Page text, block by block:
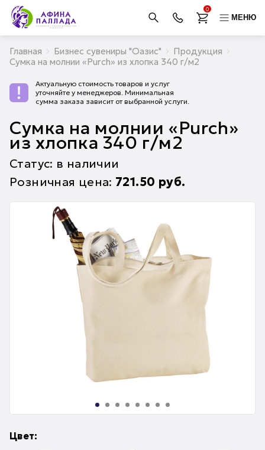
0
МЕНЮ
Главная Бизнес сувениры "Оазис"
Продукция
Сумка на молнии «Purch» из хлопка 340 г/м2
Актуальную стоимость товаров и услуг
уточняйте у менеджеров. Минимальная
сумма заказа зависит от выбранной услуги.
Сумка на молнии «Purch»
из хлопка 340 г/м2
Статус: в наличии
Розничная цена: 721.50 руб.
Цвет: